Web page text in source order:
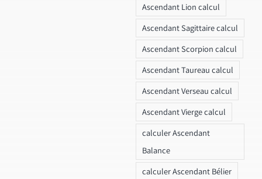
Ascendant Lion calcul
Ascendant Sagittaire calcul
Ascendant Scorpion calcul
Ascendant Taureau calcul
Ascendant Verseau calcul
Ascendant Vierge calcul
calculer Ascendant
Balance
calculer Ascendant Bélier